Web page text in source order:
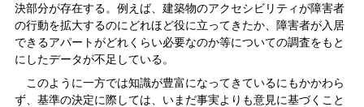
決部分が存在する。例えば、建築物のアクセシビリティが障害者
の行動を拡大するのにどれほど役に立ってきたか、障害者が入居
できるアパートがどれくらい必要なのか等についての調査をもと
にしたデータが不足している。
このように一方では知識が豊富になってきているにもかかわら
ず、基準の決定に際しては、いまだ事実よりも意見に基づくこと